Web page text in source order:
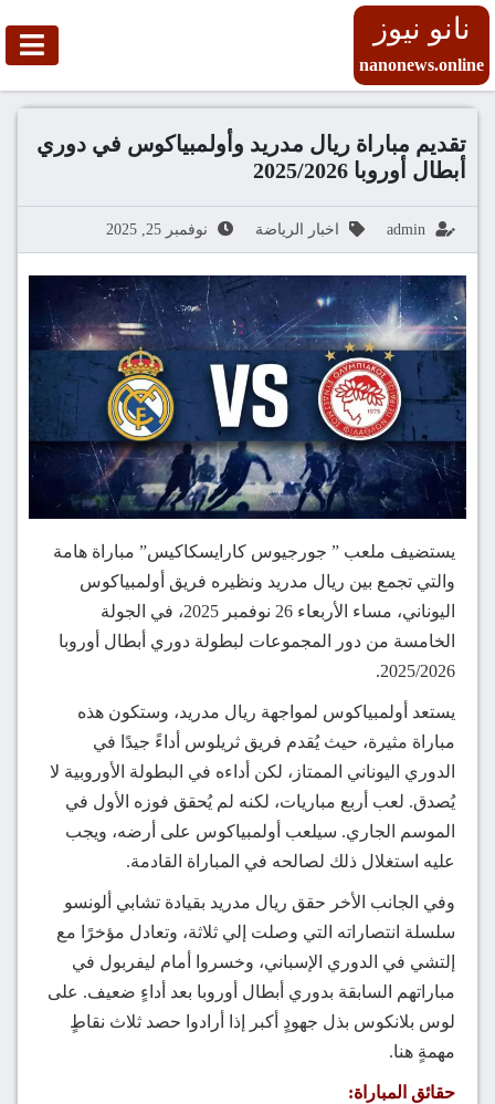
نانو نيوز
nanonews.online
تقديم مباراة ريال مدريد وأولمبياكوس في دوري
أبطال أوروبا 2025/2026
admin اخبار الرياضة نوفمبر 25, 2025
يستضيف ملعب ” جورجيوس كارايسكاكيس” مباراة هامة
والتي تجمع بين ريال مدريد ونظيره فريق أولمبياكوس
اليوناني، مساء الأربعاء 26 نوفمبر 2025، في الجولة
الخامسة من دور المجموعات لبطولة دوري أبطال أوروبا
2025/2026.
يستعد أولمبياكوس لمواجهة ريال مدريد، وستكون هذه
مباراة مثيرة، حيث يُقدم فريق ثريلوس أداءً جيدًا في
الدوري اليوناني الممتاز، لكن أداءه في البطولة الأوروبية لا
يُصدق. لعب أربع مباريات، لكنه لم يُحقق فوزه الأول في
الموسم الجاري. سيلعب أولمبياكوس على أرضه، ويجب
عليه استغلال ذلك لصالحه في المباراة القادمة.
وفي الجانب الأخر حقق ريال مدريد بقيادة تشابي ألونسو
سلسلة انتصاراته التي وصلت إلي ثلاثة، وتعادل مؤخرًا مع
إلتشي في الدوري الإسباني، وخسروا أمام ليفربول في
مباراتهم السابقة بدوري أبطال أوروبا بعد أداءٍ ضعيف. على
لوس بلانكوس بذل جهودٍ أكبر إذا أرادوا حصد ثلاث نقاطٍ
مهمةٍ هنا.
حقائق المباراة: